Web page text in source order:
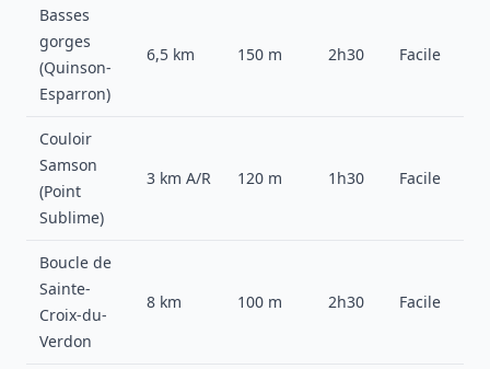
Basses
gorges
(Quinson-
Esparron)
6,5 km 150 m 2h30 Facile
Couloir
Samson
(Point
Sublime)
3 km A/R 120 m 1h30 Facile
Boucle de
Sainte-
Croix-du-
Verdon
8 km 100 m 2h30 Facile